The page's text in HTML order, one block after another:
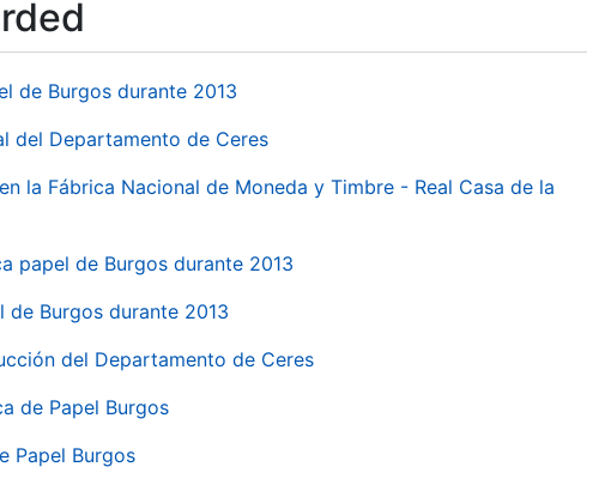
de Burgos durante 2013
del Departamento de Ceres
la Fábrica Nacional de Moneda y Timbre - Real Casa de la
papel de Burgos durante 2013
Burgos durante 2013
del Departamento de Ceres
de Papel Burgos
Papel Burgos